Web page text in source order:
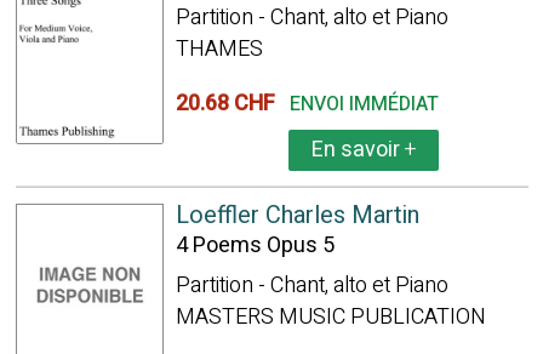
Partition - Chant, alto et Piano
THAMES
20.68 CHF ENVOI IMMÉDIAT
En savoir+
Loeffler Charles Martin
4 Poems Opus 5
Partition - Chant, alto et Piano
MASTERS MUSIC PUBLICATION